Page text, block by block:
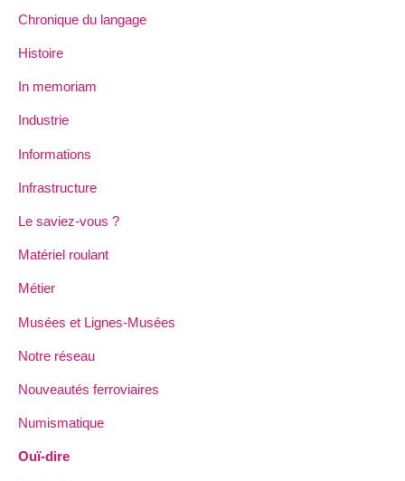
Chronique du langage
Histoire
In memoriam
Industrie
Informations
Infrastructure
Le saviez-vous ?
Matériel roulant
Métier
Musées et Lignes-Musées
Notre réseau
Nouveautés ferroviaires
Numismatique
Ouï-dire